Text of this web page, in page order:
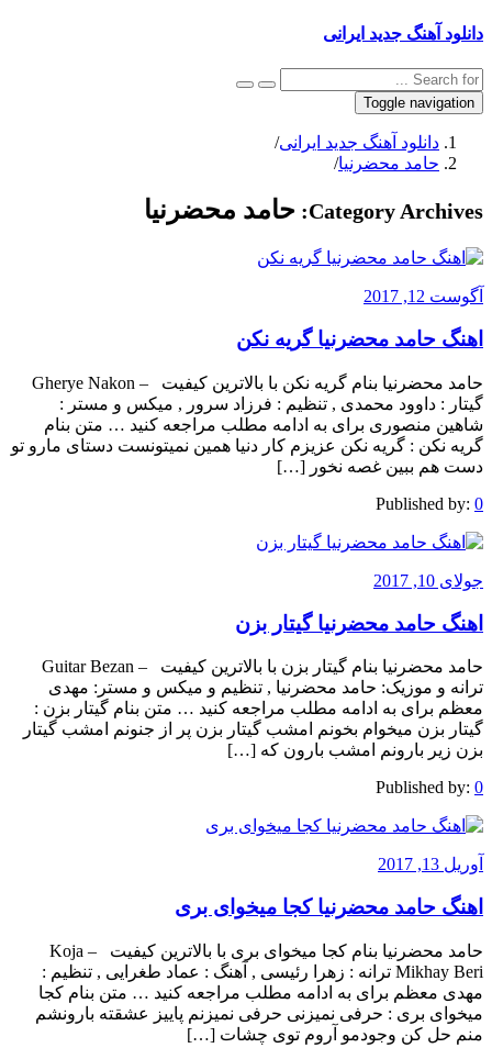
دانلود آهنگ جدید ایرانی
Toggle navigation
دانلود آهنگ جدید ایرانی/
حامد محضرنیا/
Category Archives: حامد محضرنیا
آگوست 12, 2017
اهنگ حامد محضرنیا گریه نکن
حامد محضرنیا بنام گریه نکن با بالاترین کیفیت – Gherye Nakon
گیتار : داوود محمدی , تنظیم : فرزاد سرور , میکس و مستر :
شاهین منصوری برای به ادامه مطلب مراجعه کنید … متن بنام
گریه نکن : گریه نکن عزیزم کار دنیا همین نمیتونست دستای مارو تو
دست هم ببین غصه نخور […]
Published by: 0
جولای 10, 2017
اهنگ حامد محضرنیا گیتار بزن
حامد محضرنیا بنام گیتار بزن با بالاترین کیفیت – Guitar Bezan
ترانه و موزیک: حامد محضرنیا , تنظیم و میکس و مستر: مهدی
معظم برای به ادامه مطلب مراجعه کنید … متن بنام گیتار بزن :
گیتار بزن میخوام بخونم امشب گیتار بزن پر از جنونم امشب گیتار
بزن زیر بارونم امشب بارون که […]
Published by: 0
آوریل 13, 2017
اهنگ حامد محضرنیا کجا میخوای بری
حامد محضرنیا بنام کجا میخوای بری با بالاترین کیفیت – Koja
Mikhay Beri ترانه : زهرا رئیسی , آهنگ : عماد طغرایی , تنظیم :
مهدی معظم برای به ادامه مطلب مراجعه کنید … متن بنام کجا
میخوای بری : حرفی نمیزنی حرفی نمیزنم پاییز عشقته بارونشم
منم حل کن وجودمو آروم توی چشات […]